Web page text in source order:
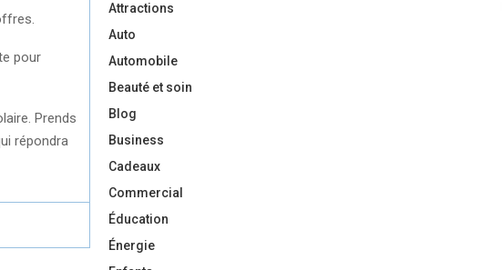
pour
Prends
répondra
Attractions
Auto
Automobile
Beauté et soin
Blog
Business
Cadeaux
Commercial
Éducation
Énergie